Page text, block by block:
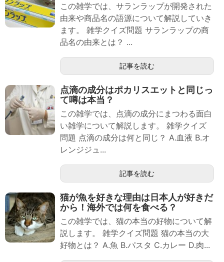
この雑学では、サランラップが開発された
由来や商品名の語源について解説していき
ます。 雑学クイズ問題 サランラップの商
品名の由来とは？ ...
記事を読む
点滴の成分はポカリスエットと同じっ
て噂は本当？
この雑学では、点滴の成分にまつわる面白
い雑学について解説します。 雑学クイズ
問題 点滴の成分は何と同じ？ A.血液 B.オ
レンジジュ...
記事を読む
猫が魚を好きな理由は日本人が好きだ
から！海外では何を食べる？
この雑学では、猫の本当の好物について解
説します。 雑学クイズ問題 猫の本当の大
好物とは？ A.魚 B.パスタ C.カレー D.肉...